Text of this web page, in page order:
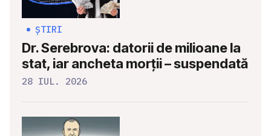
ȘTIRI
Dr. Serebrova: datorii de milioane la
stat, iar ancheta morții – suspendată
28 IUL. 2026